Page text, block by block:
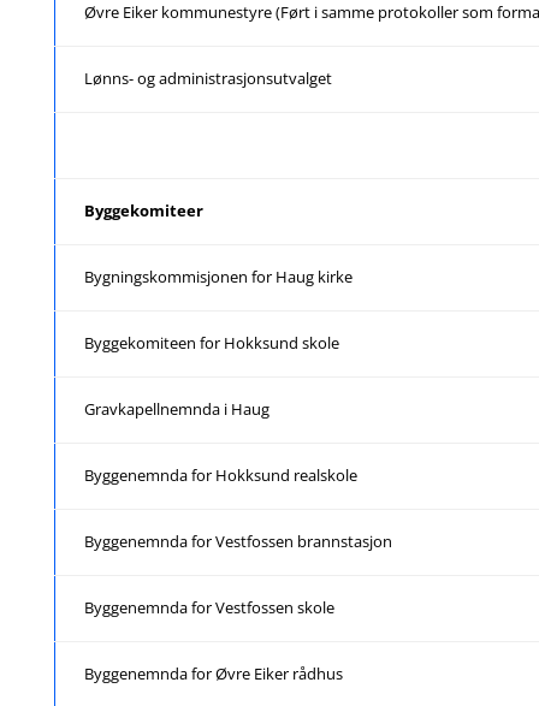
Øvre Eiker kommunestyre (Ført i samme protokoller som
Lønns- og administrasjonsutvalget
Byggekomiteer
Bygningskommisjonen for Haug kirke
Byggekomiteen for Hokksund skole
Gravkapellnemnda i Haug
Byggenemnda for Hokksund realskole
Byggenemnda for Vestfossen brannstasjon
Byggenemnda for Vestfossen skole
Byggenemnda for Øvre Eiker rådhus